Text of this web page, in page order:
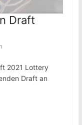
Draft
2021 Lottery
Draft an